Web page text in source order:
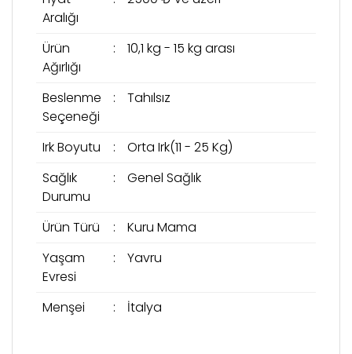
Aralığı
Ürün
Ağırlığı
: 10,1 kg - 15 kg arası
Beslenme
Seçeneği
: Tahılsız
Irk Boyutu :
Orta Irk(11 - 25 Kg)
Sağlık
Durumu
: Genel Sağlık
Ürün Türü :
Kuru Mama
Yaşam
Evresi
: Yavru
Menşei : İtalya